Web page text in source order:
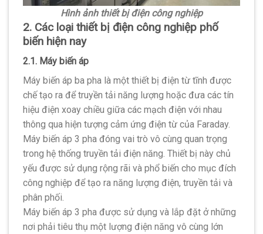
Hình ảnh thiết bị điện công nghiệp
2. Các loại thiết bị điện công nghiệp phố
biến hiện nay
2.1. Máy biến áp
Máy biến áp ba pha là một thiết bị điện từ tĩnh được
chế tạo ra để truyền tải năng lượng hoặc đưa các tín
hiệu điện xoay chiều giữa các mạch điện với nhau
thông qua hiện tượng cảm ứng điện từ của Faraday.
Máy biến áp 3 pha đóng vai trò vô cùng quan trọng
trong hệ thống truyền tải điện năng. Thiết bị này chủ
yếu được sử dụng rộng rãi và phổ biến cho mục đích
công nghiệp để tạo ra năng lượng điện, truyền tải và
phân phối.
Máy biến áp 3 pha được sử dụng và lắp đặt ở những
nơi phải tiêu thụ một lượng điện năng vô cùng lớn